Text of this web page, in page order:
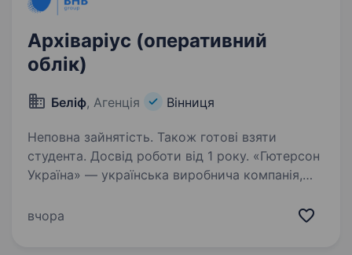
Архіваріус (оперативний
облік)
Беліф, Агенція Вінниця
Неповна зайнятість. Також готові взяти
студента. Досвід роботи від 1 року. «Гютерсон
Україна» — українська виробнича компанія,
підгузків, засобів гігієни, побутової хімії
вчора